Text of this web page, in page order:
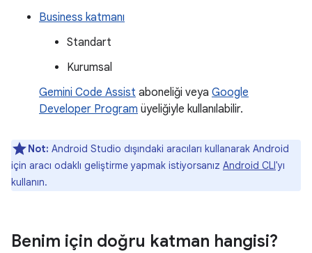
Business katmanı
Standart
Kurumsal
Gemini Code Assist aboneliği veya Google
Developer Program üyeliğiyle kullanılabilir.
Not: Android Studio dışındaki aracıları kullanarak Android
için aracı odaklı geliştirme yapmak istiyorsanız Android CLI'yı
kullanın.
Benim için doğru katman hangisi?